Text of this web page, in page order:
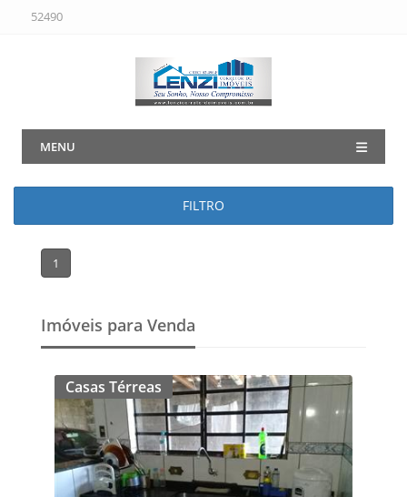
52490
MENU
FILTRO
1
Imóveis para Venda
Casas Térreas